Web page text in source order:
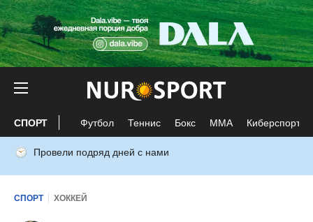
СПОРТ Футбол Теннис Бокс ММА Киберспорт
Провели подряд дней с нами
СПОРТ ХОККЕЙ